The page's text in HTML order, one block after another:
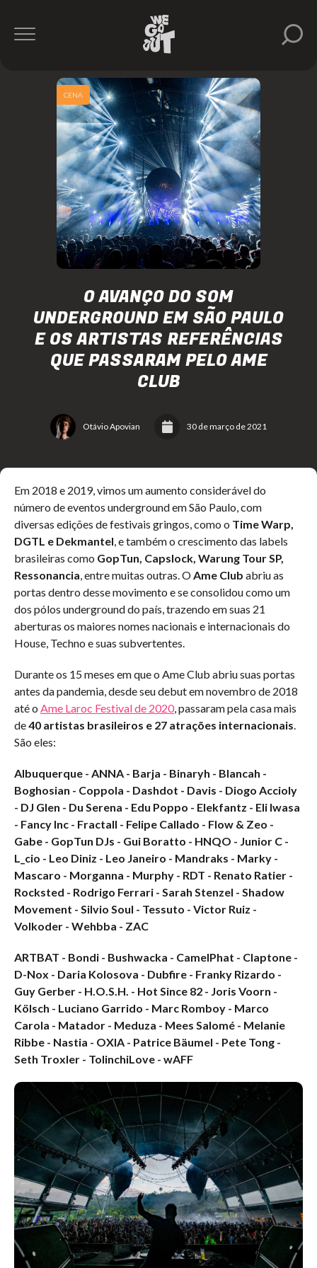
O AVANÇO DO SOM
UNDERGROUND EM SÃO PAULO
E OS ARTISTAS REFERÊNCIAS
QUE PASSARAM PELO AME
CLUB
Otávio Apovian 30 de março de 2021
CENA
Em 2018 e 2019, vimos um aumento considerável do
número de eventos underground em São Paulo, com
diversas edições de festivais gringos, como o Time Warp,
DGTL e Dekmantel, e também o crescimento das labels
brasileiras como GopTun, Capslock, Warung Tour SP,
Ressonancia, entre muitas outras. OAme Club abriu as
portas dentro desse movimento e se consolidou como um
dos pólos underground do país, trazendo em suas 21
aberturas os maiores nomes nacionais e internacionais do
House, Techno e suas subvertentes.
Durante os 15 meses em que o Ame Club abriu suas portas
antes da pandemia, desde seu debut em novembro de 2018
até o Ame Laroc Festival de 2020, passaram pela casa mais
de40 artistas brasileiros e 27 atrações internacionais.
São eles:
Albuquerque - ANNA - Barja - Binaryh - Blancah -
Boghosian - Coppola - Dashdot - Davis - Diogo Accioly
- DJ Glen - Du Serena - Edu Poppo - Elekfantz - Eli Iwasa
- Fancy Inc - Fractall - Felipe Callado - Flow & Zeo -
Gabe - GopTun DJs - Gui Boratto - HNQO - Junior C -
L_cio - Leo Diniz - Leo Janeiro - Mandraks - Marky -
Mascaro - Morganna - Murphy - RDT - Renato Ratier -
Rocksted - Rodrigo Ferrari - Sarah Stenzel - Shadow
Movement - Silvio Soul - Tessuto - Victor Ruiz -
Volkoder - Wehbba - ZAC
ARTBAT - Bondi - Bushwacka - CamelPhat - Claptone -
D-Nox - Daria Kolosova - Dubfire - Franky Rizardo -
Guy Gerber - H.O.S.H. - Hot Since 82 - Joris Voorn -
Kölsch - Luciano Garrido - Marc Romboy - Marco
Carola - Matador - Meduza - Mees Salomé - Melanie
Ribbe - Nastia - OXIA - Patrice Bäumel - Pete Tong -
Seth Troxler - TolinchiLove - wAFF